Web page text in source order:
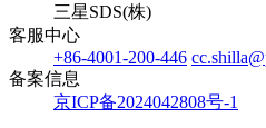
三星SDS(株)
客服中心
+86-4001-200-446
备案信息
京ICP备2024042808号-1